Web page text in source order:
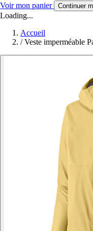
Voir mon panier Continuer
Loading...
Accueil
/ Veste imperméable